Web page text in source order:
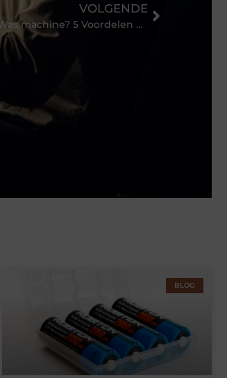
VOLGENDE
# Waarom een Was machine? 5 Voordelen voor elk Gezin
BLOG